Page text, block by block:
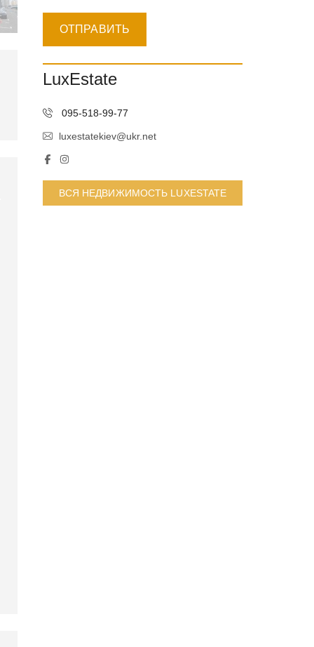
LuxEstate
095-518-99-77
luxestatekiev@ukr.net
ВСЯ НЕДВИЖИМОСТЬ LUXESTATE